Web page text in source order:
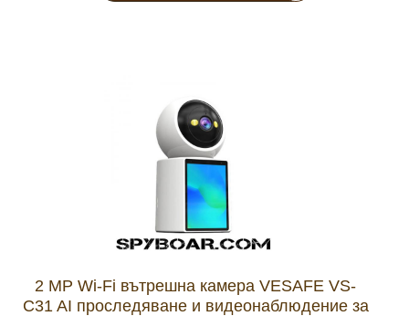
2 MP Wi-Fi вътрешна камера VESAFE VS-
C31 AI проследяване и видеонаблюдение за